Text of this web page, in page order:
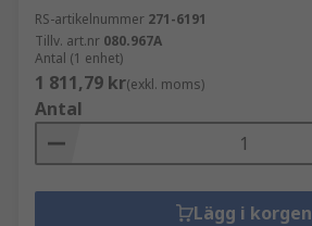
RS-artikelnummer 271-6191
Tillv. art.nr 080.967A
Antal (1 enhet)
1 811,79 kr(exkl. moms)
Antal
Lägg i korgen